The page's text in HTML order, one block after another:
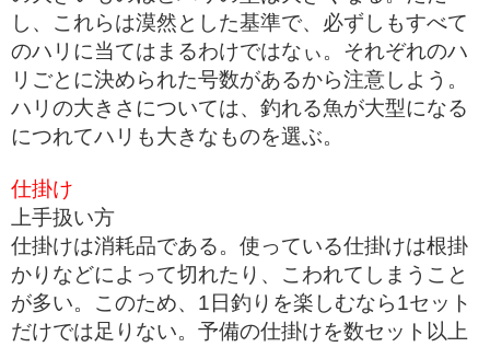
し、これらは漠然とした基準で、必ずしもすべて
のハリに当てはまるわけではなぃ。それぞれのハ
リごとに決められた号数があるから注意しよう。
ハリの大きさについては、釣れる魚が大型になる
につれてハリも大きなものを選ぶ。
仕掛け
上手扱い方
仕掛けは消耗品である。使っている仕掛けは根掛
かりなどによって切れたり、こわれてしまうこと
が多い。このため、1日釣りを楽しむなら1セット
だけでは足りない。予備の仕掛けを数セット以上